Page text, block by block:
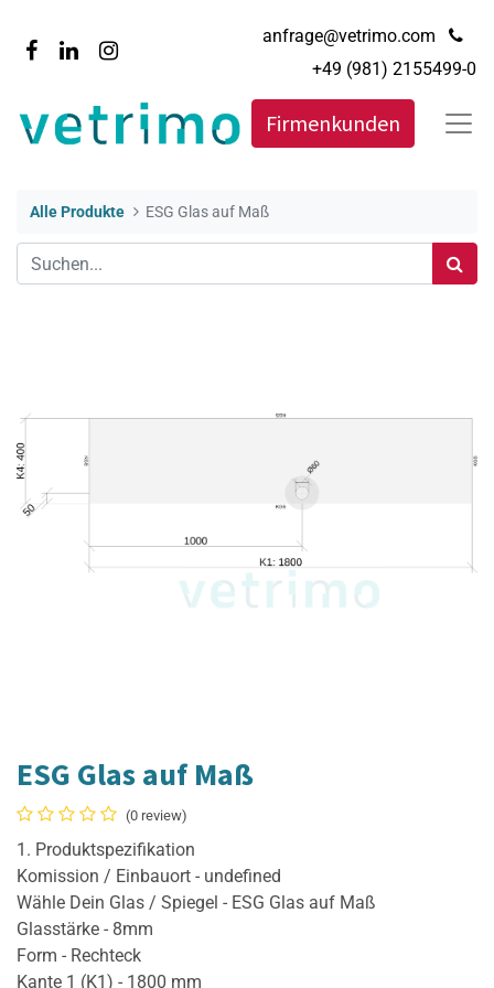
anfrage@vetrimo.com
+49 (981) 2155499-0
Firmenkunden
Alle Produkte ESG Glas auf Maß
ESG Glas auf Maß
(0 review)
1. Produktspezifikation
Komission / Einbauort - undefined
Wähle Dein Glas / Spiegel - ESG Glas auf Maß
Glasstärke - 8mm
Form - Rechteck
Kante 1 (K1) - 1800 mm